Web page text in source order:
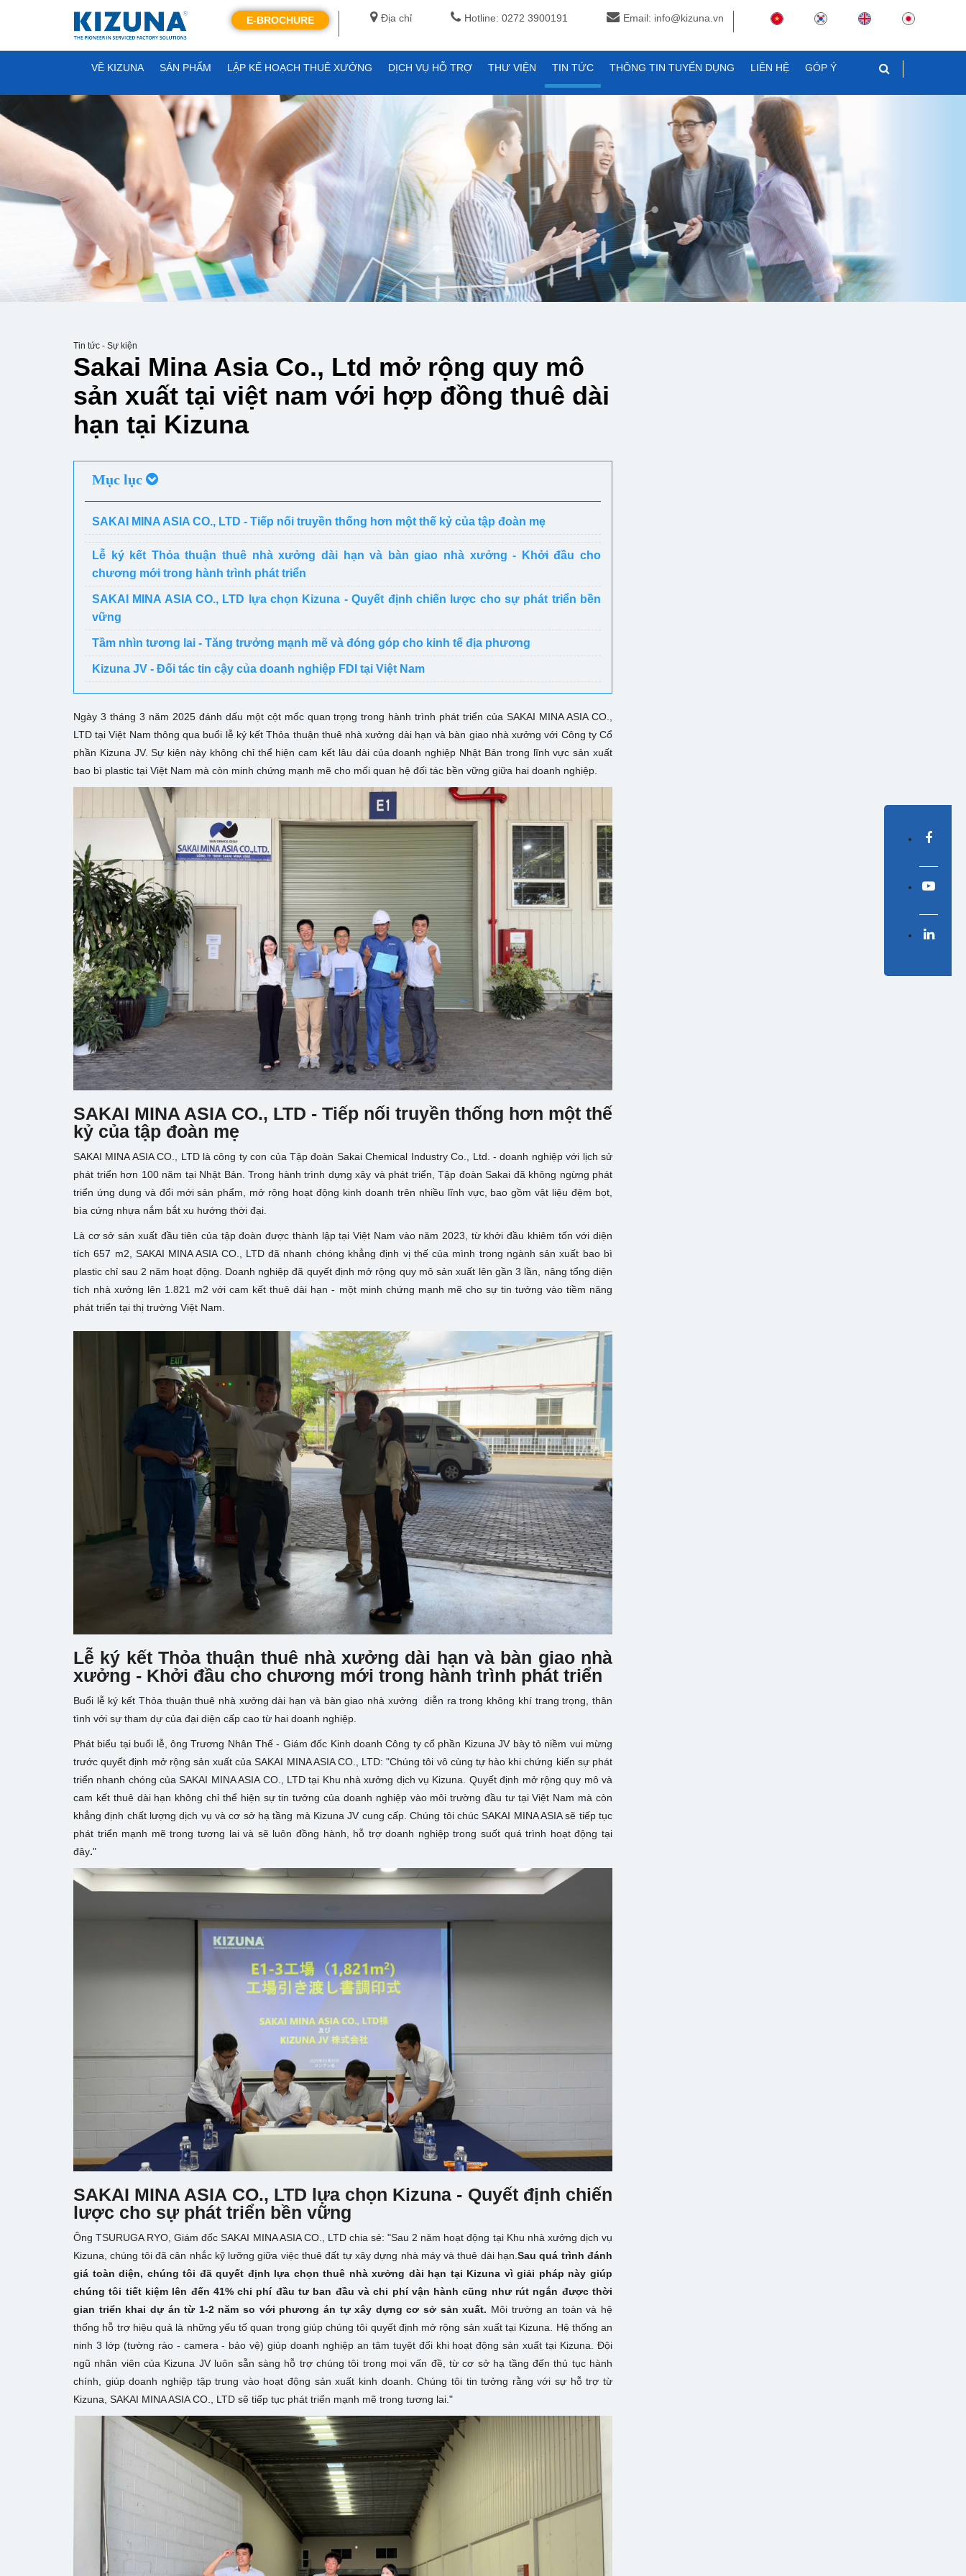
Địa chỉ Hotline: 0272 3900191 Email: info@kizuna.vn
E-BROCHURE
VỀ KIZUNA SẢN PHẨM LẬP KẾ HOẠCH THUÊ XƯỞNG DỊCH VỤ HỖ TRỢ THƯ VIỆN TIN TỨC THÔNG TIN TUYỂN DỤNG LIÊN HỆ GÓP Ý
Tin tức - Sự kiện
Sakai Mina Asia Co., Ltd mở rộng quy mô
sản xuất tại việt nam với hợp đồng thuê dài
hạn tại Kizuna
Mục lục
SAKAI MINA ASIA CO., LTD - Tiếp nối truyền thống hơn một thế kỷ của tập đoàn mẹ
Lễ ký kết Thỏa thuận thuê nhà xưởng dài hạn và bàn giao nhà xưởng - Khởi đầu cho
chương mới trong hành trình phát triển
SAKAI MINA ASIA CO., LTD lựa chọn Kizuna - Quyết định chiến lược cho sự phát triển bền
vững
Tầm nhìn tương lai - Tăng trưởng mạnh mẽ và đóng góp cho kinh tế địa phương
Kizuna JV - Đối tác tin cậy của doanh nghiệp FDI tại Việt Nam
Ngày 3 tháng 3 năm 2025 đánh dấu một cột mốc quan trọng trong hành trình phát triển của SAKAI MINA ASIA CO.,
LTD tại Việt Nam thông qua buổi lễ ký kết Thỏa thuận thuê nhà xưởng dài hạn và bàn giao nhà xưởng với Công ty Cổ
phần Kizuna JV. Sự kiện này không chỉ thể hiện cam kết lâu dài của doanh nghiệp Nhật Bản trong lĩnh vực sản xuất
bao bì plastic tại Việt Nam mà còn minh chứng mạnh mẽ cho mối quan hệ đối tác bền vững giữa hai doanh nghiệp.
SAKAI MINA ASIA CO., LTD - Tiếp nối truyền thống hơn một thế
kỷ của tập đoàn mẹ
SAKAI MINA ASIA CO., LTD là công ty con của Tập đoàn Sakai Chemical Industry Co., Ltd. - doanh nghiệp với lịch sử
phát triển hơn 100 năm tại Nhật Bản. Trong hành trình dựng xây và phát triển, Tập đoàn Sakai đã không ngừng phát
triển ứng dụng và đổi mới sản phẩm, mở rộng hoạt động kinh doanh trên nhiều lĩnh vực, bao gồm vật liệu đệm bọt,
bìa cứng nhựa nắm bắt xu hướng thời đại.
Là cơ sở sản xuất đầu tiên của tập đoàn được thành lập tại Việt Nam vào năm 2023, từ khởi đầu khiêm tốn với diện
tích 657 m2, SAKAI MINA ASIA CO., LTD đã nhanh chóng khẳng định vị thế của mình trong ngành sản xuất bao bì
plastic chỉ sau 2 năm hoạt động. Doanh nghiệp đã quyết định mở rộng quy mô sản xuất lên gần 3 lần, nâng tổng diện
tích nhà xưởng lên 1.821 m2 với cam kết thuê dài hạn - một minh chứng mạnh mẽ cho sự tin tưởng vào tiềm năng
phát triển tại thị trường Việt Nam.
Lễ ký kết Thỏa thuận thuê nhà xưởng dài hạn và bàn giao nhà
xưởng - Khởi đầu cho chương mới trong hành trình phát triển
Buổi lễ ký kết Thỏa thuận thuê nhà xưởng dài hạn và bàn giao nhà xưởng diễn ra trong không khí trang trọng, thân
tình với sự tham dự của đại diện cấp cao từ hai doanh nghiệp.
Phát biểu tại buổi lễ, ông Trương Nhân Thế - Giám đốc Kinh doanh Công ty cổ phần Kizuna JV bày tỏ niềm vui mừng
trước quyết định mở rộng sản xuất của SAKAI MINA ASIA CO., LTD: "Chúng tôi vô cùng tự hào khi chứng kiến sự phát
triển nhanh chóng của SAKAI MINA ASIA CO., LTD tại Khu nhà xưởng dịch vụ Kizuna. Quyết định mở rộng quy mô và
cam kết thuê dài hạn không chỉ thể hiện sự tin tưởng của doanh nghiệp vào môi trường đầu tư tại Việt Nam mà còn
khẳng định chất lượng dịch vụ và cơ sở hạ tầng mà Kizuna JV cung cấp. Chúng tôi chúc SAKAI MINA ASIA sẽ tiếp tục
phát triển mạnh mẽ trong tương lai và sẽ luôn đồng hành, hỗ trợ doanh nghiệp trong suốt quá trình hoạt động tại
đây."
SAKAI MINA ASIA CO., LTD lựa chọn Kizuna - Quyết định chiến
lược cho sự phát triển bền vững
Ông TSURUGA RYO, Giám đốc SAKAI MINA ASIA CO., LTD chia sẻ: "Sau 2 năm hoạt động tại Khu nhà xưởng dịch vụ
Kizuna, chúng tôi đã cân nhắc kỹ lưỡng giữa việc thuê đất tự xây dựng nhà máy và thuê dài hạn.Sau quá trình đánh
giá toàn diện, chúng tôi đã quyết định lựa chọn thuê nhà xưởng dài hạn tại Kizuna vì giải pháp này giúp
chúng tôi tiết kiệm lên đến 41% chi phí đầu tư ban đầu và chi phí vận hành cũng như rút ngắn được thời
gian triển khai dự án từ 1-2 năm so với phương án tự xây dựng cơ sở sản xuất. Môi trường an toàn và hệ
thống hỗ trợ hiệu quả là những yếu tố quan trọng giúp chúng tôi quyết định mở rộng sản xuất tại Kizuna. Hệ thống an
ninh 3 lớp (tường rào - camera - bảo vệ) giúp doanh nghiệp an tâm tuyệt đối khi hoạt động sản xuất tại Kizuna. Đội
ngũ nhân viên của Kizuna JV luôn sẵn sàng hỗ trợ chúng tôi trong mọi vấn đề, từ cơ sở hạ tầng đến thủ tục hành
chính, giúp doanh nghiệp tập trung vào hoạt động sản xuất kinh doanh. Chúng tôi tin tưởng rằng với sự hỗ trợ từ
Kizuna, SAKAI MINA ASIA CO., LTD sẽ tiếp tục phát triển mạnh mẽ trong tương lai."